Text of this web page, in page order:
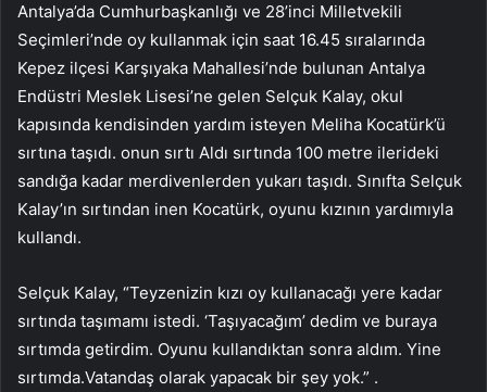
Antalya’da Cumhurbaşkanlığı ve 28’inci Milletvekili
Seçimleri’nde oy kullanmak için saat 16.45 sıralarında
Kepez ilçesi Karşıyaka Mahallesi’nde bulunan Antalya
Endüstri Meslek Lisesi’ne gelen Selçuk Kalay, okul
kapısında kendisinden yardım isteyen Meliha Kocatürk’ü
sırtına taşıdı. onun sırtı Aldı sırtında 100 metre ilerideki
sandığa kadar merdivenlerden yukarı taşıdı. Sınıfta Selçuk
Kalay’ın sırtından inen Kocatürk, oyunu kızının yardımıyla
kullandı.
Selçuk Kalay, “Teyzenizin kızı oy kullanacağı yere kadar
sırtında taşımamı istedi. ‘Taşıyacağım’ dedim ve buraya
sırtımda getirdim. Oyunu kullandıktan sonra aldım. Yine
sırtımda.Vatandaş olarak yapacak bir şey yok.” .